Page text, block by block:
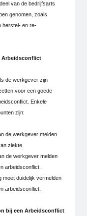
van de bedrijfsarts
genomen, zoals
herstel- en re-
Arbeidsconflict
de werkgever zijn
voor een goede
Enkele
zijn:
de werkgever melden
ziekte.
de werkgever melden
arbeidsconflict.
moet duidelijk vermelden
arbeidsconflict.
bij een Arbeidsconflict